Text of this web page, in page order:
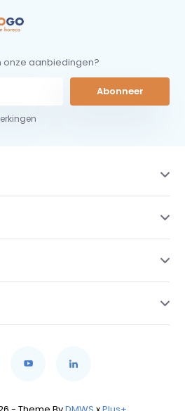
onze aanbiedingen?
Abonneer